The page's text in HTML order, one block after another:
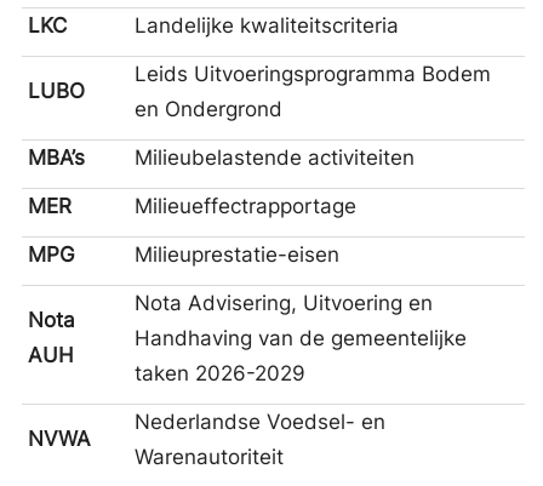
LKC
Landelijke kwaliteitscriteria
LUBO
Leids Uitvoeringsprogramma Bodem
en Ondergrond
MBA’s
Milieubelastende activiteiten
MER
Milieueffectrapportage
MPG
Milieuprestatie-eisen
Nota
AUH
Nota Advisering, Uitvoering en
Handhaving van de gemeentelijke
taken 2026-2029
NVWA
Nederlandse Voedsel- en
Warenautoriteit